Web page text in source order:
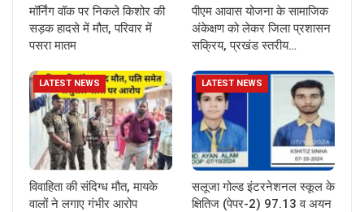
मॉर्निंग वॉक पर निकले किशोर की
सड़क हादसे में मौत, परिवार में
पसरा मातम
पीएम आवास योजना के सामाजिक
अंकेक्षण को लेकर जिला प्रशासन
सक्रिय, प्रखंड स्तरीय…
LATEST NEWS
विवाहिता की संदिग्ध मौत, मायके
वालों ने लगाए गंभीर आरोप
LATEST NEWS
सलूजा गोल्ड इंटरनेशनल स्कूल के
क्षितिज (पेपर-2) 97.13 व अयन